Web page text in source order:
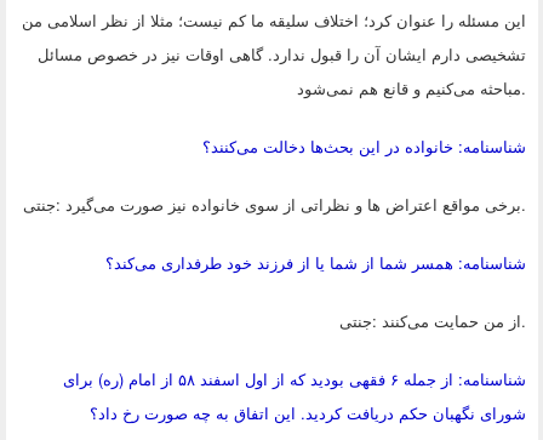
این مسئله را عنوان کرد؛ اختلاف سلیقه ما کم نیست؛ مثلا از نظر اسلامی من
تشخیصی دارم ایشان آن را قبول ندارد. گاهی اوقات نیز در خصوص مسائل
مباحثه می‌کنیم و قانع هم نمی‌شود.
شناسنامه: خانواده در این بحث‌ها دخالت می‌کنند؟
جنتی: برخی مواقع اعتراض ها و نظراتی از سوی خانواده نیز صورت می‌گیرد.
شناسنامه: همسر شما از شما یا از فرزند خود طرفداری می‌کند؟
جنتی: از من حمایت می‌کنند.
شناسنامه: از جمله ۶ فقهی بودید که از اول اسفند ۵۸ از امام (ره) برای
شورای نگهبان حکم دریافت کردید. این اتفاق به چه صورت رخ داد؟